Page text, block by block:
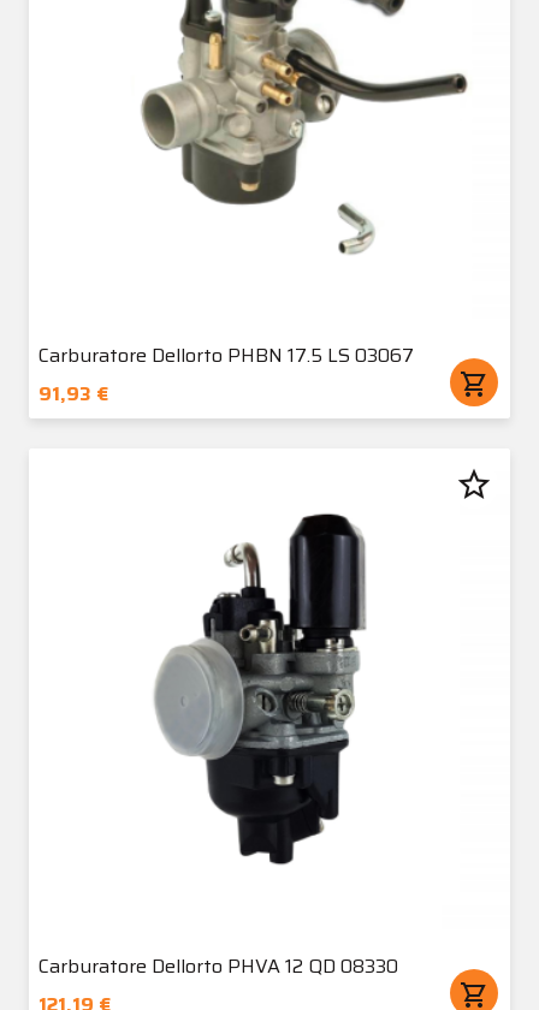
Carburatore Dellorto PHBN 17.5 LS 03067
91,93 €
shopping_cart
Carburatore Dellorto PHVA 12 QD 08330
shopping_cart
star_border